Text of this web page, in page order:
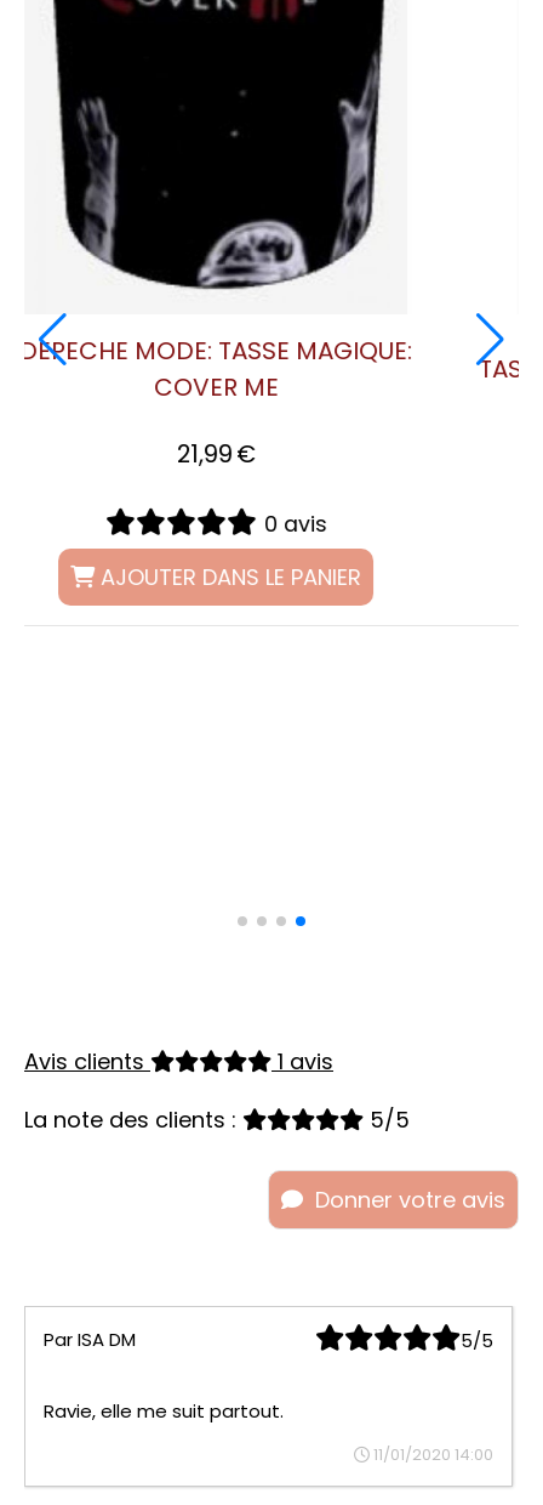
MODE
DEPECHE MODE: MUG ISOTHERME
ENJOY THE SILENCE
AJOUTER DANS LE PANIER
Avis clients
1 avis
La note des clients :
5/5
Donner votre avis
5/5
ParISA DM
Ravie, elle me suit partout.
11/01/2020 14:00